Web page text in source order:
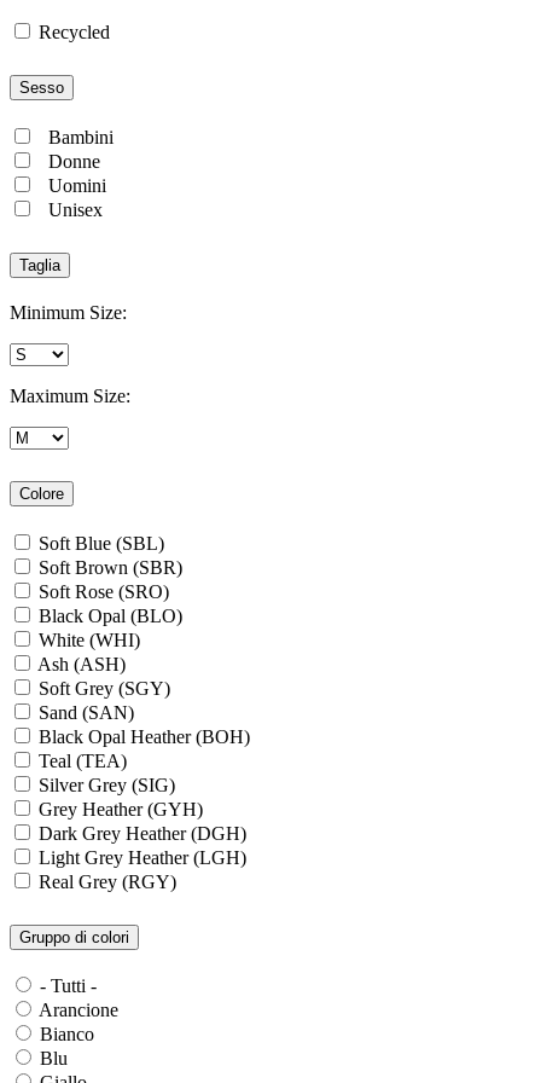
Recycled
Sesso
Bambini
Donne
Uomini
Unisex
Taglia
Minimum Size:
Maximum Size:
Colore
Soft Blue (SBL)
Soft Brown (SBR)
Soft Rose (SRO)
Black Opal (BLO)
White (WHI)
Ash (ASH)
Soft Grey (SGY)
Sand (SAN)
Black Opal Heather (BOH)
Teal (TEA)
Silver Grey (SIG)
Grey Heather (GYH)
Dark Grey Heather (DGH)
Light Grey Heather (LGH)
Real Grey (RGY)
Granite Grey (GRG)
Grey Steel (GRS)
Dark Grey Melange (DGM)
Blue Midnight Heather (BMH)
Scarlet Red Heather (SRH)
Gold (GLD)
Anthra Heather (ANH)
Gruppo di colori
- Tutti -
Arancione
Bianco
Blu